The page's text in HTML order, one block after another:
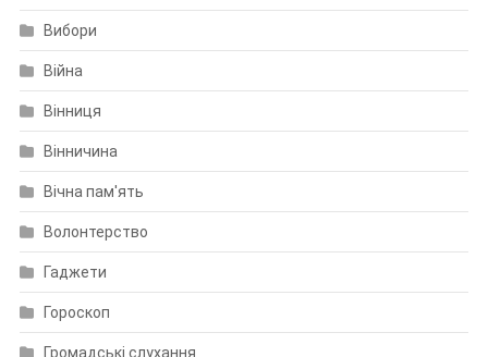
Вибори
Війна
Вінниця
Вінничина
Вічна пам'ять
Волонтерство
Гаджети
Гороскоп
Громадські слухання